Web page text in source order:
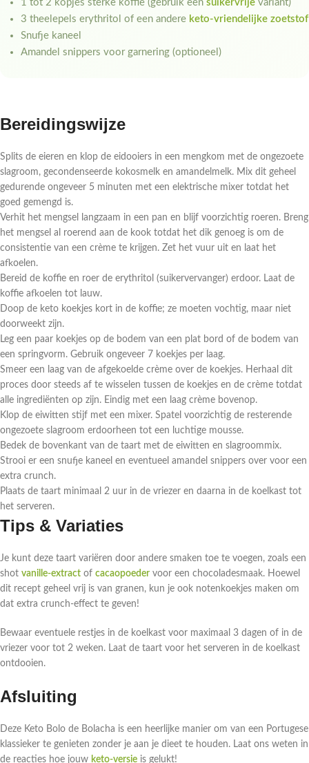
1 tot 2 kopjes sterke koffie (gebruik een suikervrije variant)
3 theelepels erythritol of een andere keto-vriendelijke zoetstof
Snufje kaneel
Amandel snippers voor garnering (optioneel)
Bereidingswijze
Splits de eieren en klop de eidooiers in een mengkom met de ongezoete
slagroom, gecondenseerde kokosmelk en amandelmelk. Mix dit geheel
gedurende ongeveer 5 minuten met een elektrische mixer totdat het
goed gemengd is.
Verhit het mengsel langzaam in een pan en blijf voorzichtig roeren. Breng
het mengsel al roerend aan de kook totdat het dik genoeg is om de
consistentie van een crème te krijgen. Zet het vuur uit en laat het
afkoelen.
Bereid de koffie en roer de erythritol (suikervervanger) erdoor. Laat de
koffie afkoelen tot lauw.
Doop de keto koekjes kort in de koffie; ze moeten vochtig, maar niet
doorweekt zijn.
Leg een paar koekjes op de bodem van een plat bord of de bodem van
een springvorm. Gebruik ongeveer 7 koekjes per laag.
Smeer een laag van de afgekoelde crème over de koekjes. Herhaal dit
proces door steeds af te wisselen tussen de koekjes en de crème totdat
alle ingrediënten op zijn. Eindig met een laag crème bovenop.
Klop de eiwitten stijf met een mixer. Spatel voorzichtig de resterende
ongezoete slagroom erdoorheen tot een luchtige mousse.
Bedek de bovenkant van de taart met de eiwitten en slagroommix.
Strooi er een snufje kaneel en eventueel amandel snippers over voor een
extra crunch.
Plaats de taart minimaal 2 uur in de vriezer en daarna in de koelkast tot
het serveren.
Tips & Variaties
Je kunt deze taart variëren door andere smaken toe te voegen, zoals een
shot vanille-extract of cacaopoeder voor een chocoladesmaak. Hoewel
dit recept geheel vrij is van granen, kun je ook notenkoekjes maken om
dat extra crunch-effect te geven!
Bewaar eventuele restjes in de koelkast voor maximaal 3 dagen of in de
vriezer voor tot 2 weken. Laat de taart voor het serveren in de koelkast
ontdooien.
Afsluiting
Deze Keto Bolo de Bolacha is een heerlijke manier om van een Portugese
klassieker te genieten zonder je aan je dieet te houden. Laat ons weten in
de reacties hoe jouw keto-versie is gelukt!